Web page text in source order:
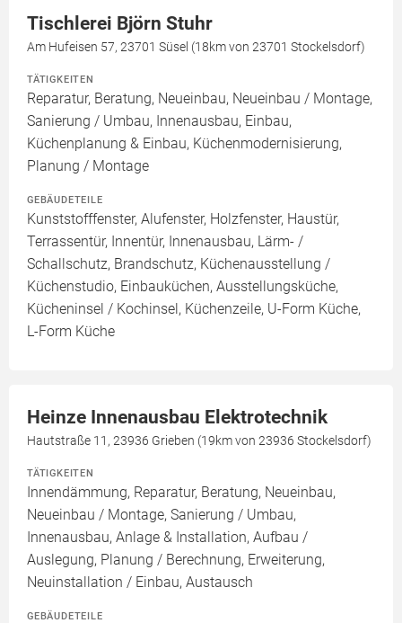
Tischlerei Björn Stuhr
Am Hufeisen 57, 23701 Süsel (18km von 23701 Stockelsdorf)
TÄTIGKEITEN
Reparatur, Beratung, Neueinbau, Neueinbau / Montage,
Sanierung / Umbau, Innenausbau, Einbau,
Küchenplanung & Einbau, Küchenmodernisierung,
Planung / Montage
GEBÄUDETEILE
Kunststofffenster, Alufenster, Holzfenster, Haustür,
Terrassentür, Innentür, Innenausbau, Lärm- /
Schallschutz, Brandschutz, Küchenausstellung /
Küchenstudio, Einbauküchen, Ausstellungsküche,
Kücheninsel / Kochinsel, Küchenzeile, U-Form Küche,
L-Form Küche
Heinze Innenausbau Elektrotechnik
Hautstraße 11, 23936 Grieben (19km von 23936 Stockelsdorf)
TÄTIGKEITEN
Innendämmung, Reparatur, Beratung, Neueinbau,
Neueinbau / Montage, Sanierung / Umbau,
Innenausbau, Anlage & Installation, Aufbau /
Auslegung, Planung / Berechnung, Erweiterung,
Neuinstallation / Einbau, Austausch
GEBÄUDETEILE